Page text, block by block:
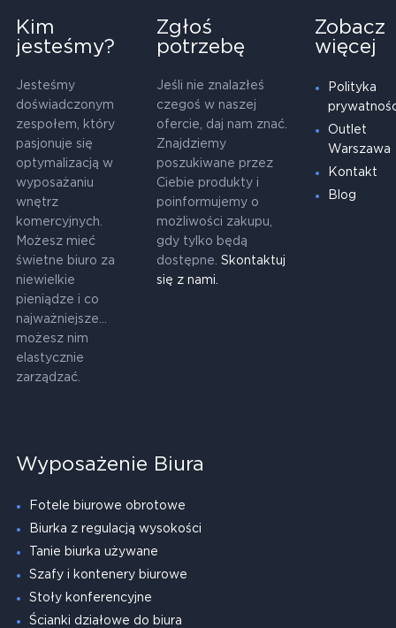
Kim
jesteśmy?
Jesteśmy
doświadczonym
zespołem, który
pasjonuje się
optymalizacją w
wyposażaniu
wnętrz
komercyjnych.
Możesz mieć
świetne biuro za
niewielkie
pieniądze i co
najważniejsze...
możesz nim
elastycznie
zarządzać.
Zgłoś
potrzebę
Jeśli nie znalazłeś
czegoś w naszej
ofercie, daj nam znać.
Znajdziemy
poszukiwane przez
Ciebie produkty i
poinformujemy o
możliwości zakupu,
gdy tylko będą
dostępne. Skontaktuj
się z nami.
Zobacz
więcej
Polityka
Outlet
Warszawa
Kontakt
Blog
Wyposażenie Biura
Fotele biurowe obrotowe
Biurka z regulacją wysokości
Tanie biurka używane
Szafy i kontenery biurowe
Stoły konferencyjne
Ścianki działowe do biura